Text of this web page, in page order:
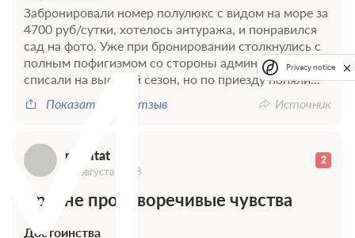
Забронировали номер полулюкс с видом на море за
4700 руб/сутки, хотелось антуража, и понравился
сад на фото. Уже при бронировании столкнулись с
полным пофигизмом со стороны администраторов,
списали на высокий сезон, но по приезду поняли...
Показать весь отзыв
Источник
mdmtat 2
08 августа 2018
Крайне противоречивые чувства
Достоинства
Privacy notice